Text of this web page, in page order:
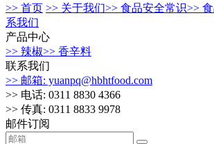
>> 首页 >> 关于我们>> 食品安全常识>>
系我们
产品中心
>> 辣椒>> 香辛料
联系我们
>> 邮箱: yuanpq@hbhtfood.com
>> 电话: 0311 8830 4366
>> 传真: 0311 8833 9978
邮件订阅